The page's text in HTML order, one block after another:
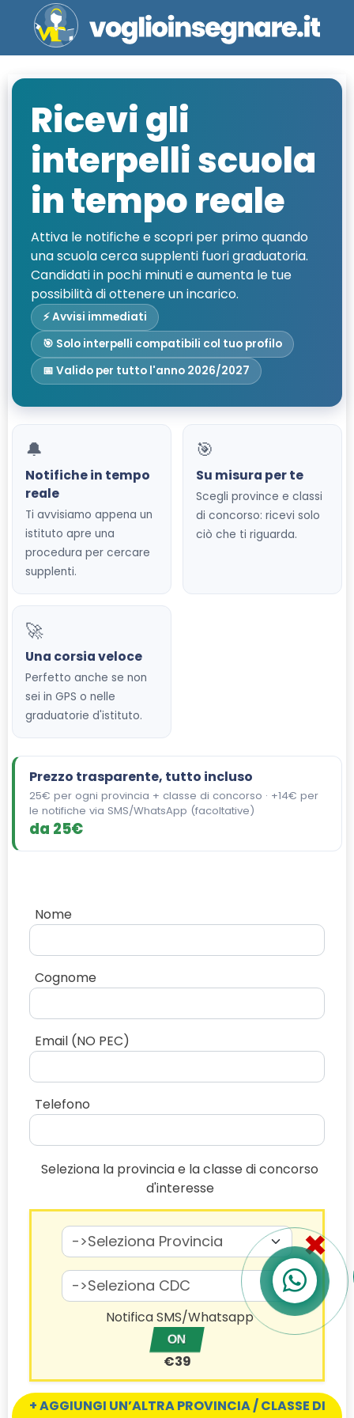
Ricevi gli
interpelli scuola
in tempo reale
Attiva le notifiche e scopri per primo quando
una scuola cerca supplenti fuori graduatoria.
Candidati in pochi minuti e aumenta le tue
possibilità di ottenere un incarico.
⚡ Avvisi immediati
🎯 Solo interpelli compatibili col tuo profilo
📅 Valido per tutto l'anno 2026/2027
🔔
Notifiche in tempo
reale
Ti avvisiamo appena un
istituto apre una
procedura per cercare
supplenti.
🎯
Su misura per te
Scegli province e classi
di concorso: ricevi solo
ciò che ti riguarda.
🚀
Una corsia veloce
Perfetto anche se non
sei in GPS o nelle
graduatorie d'istituto.
Prezzo trasparente, tutto incluso
25€ per ogni provincia + classe di concorso · +14€ per
le notifiche via SMS/WhatsApp (facoltative)
da 25€
Nome
Cognome
Email (NO PEC)
Telefono
Seleziona la provincia e la classe di concorso
d'interesse
Notifica SMS/Whatsapp
€39
×
+ AGGIUNGI UN’ALTRA PROVINCIA / CLASSE DI